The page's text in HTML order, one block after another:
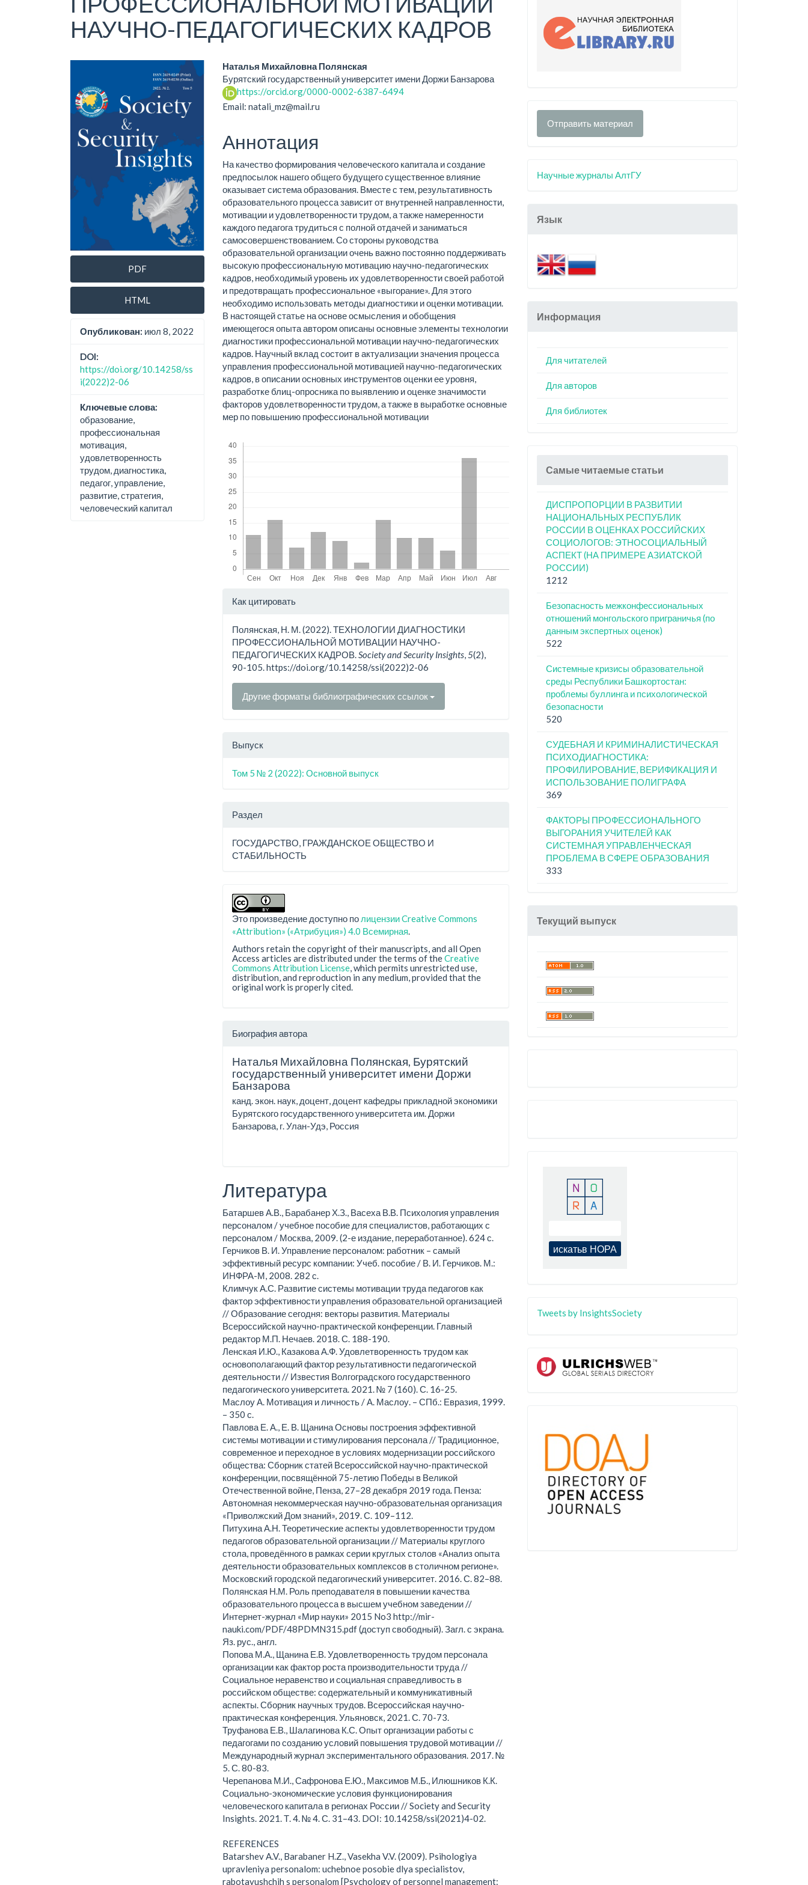
НАУЧНО-ПЕДАГОГИЧЕСКИХ КАДРОВ
боковой
панели
PDF
HTML
Опубликован: июл 8, 2022
DOI:
https://doi.org/10.14258/ss
i(2022)2-06
Ключевые слова:
образование,
профессиональная
мотивация,
удовлетворенность
трудом, диагностика,
педагог, управление,
развитие, стратегия,
человеческий капитал
Основное
содержание
статьи
Наталья Михайловна Полянская
Бурятский государственный университет имени Доржи Банзарова
https://orcid.org/0000-0002-6387-6494
Email: natali_mz@mail.ru
Аннотация
На качество формирования человеческого капитала и создание
предпосылок нашего общего будущего существенное влияние
оказывает система образования. Вместе с тем, результативность
образовательного процесса зависит от внутренней направленности,
мотивации и удовлетворенности трудом, а также намеренности
каждого педагога трудиться с полной отдачей и заниматься
самосовершенствованием. Со стороны руководства
образовательной организации очень важно постоянно поддерживать
высокую профессиональную мотивацию научно-педагогических
кадров, необходимый уровень их удовлетворенности своей работой
и предотвращать профессиональное «выгорание». Для этого
необходимо использовать методы диагностики и оценки мотивации.
В настоящей статье на основе осмысления и обобщения
имеющегося опыта автором описаны основные элементы технологии
диагностики профессиональной мотивации научно-педагогических
кадров. Научный вклад состоит в актуализации значения процесса
управления профессиональной мотивацией научно-педагогических
кадров, в описании основных инструментов оценки ее уровня,
разработке блиц-опросника по выявлению и оценке значимости
факторов удовлетворенности трудом, а также в выработке основные
мер по повышению профессиональной мотивации
Детали
Как цитировать
Полянская, Н. М. (2022). ТЕХНОЛОГИИ ДИАГНОСТИКИ
ПРОФЕССИОНАЛЬНОЙ МОТИВАЦИИ НАУЧНО-
ПЕДАГОГИЧЕСКИХ КАДРОВ. Society and Security Insights 5(2),
90-105. https://doi.org/10.14258/ssi(2022)2-06
Другие форматы библиографических ссылок
Выпуск
Том 5 № 2 (2022): Основной выпуск
Раздел
ГОСУДАРСТВО, ГРАЖДАНСКОЕ ОБЩЕСТВО И
СТАБИЛЬНОСТЬ
Это произведение доступно по лицензии Creative Commons
«Attribution» («Атрибуция») 4.0 Всемирная
Authors retain the copyright of their manuscripts, and all Open
Access articles are distributed under the terms of theCreative
Commons Attribution License, which permits unrestricted use,
distribution, and reproduction in any medium, provided that the
original work is properly cited.
Биография автора
Наталья Михайловна Полянская, Бурятский
государственный университет имени Доржи
Банзарова
канд. экон. наук, доцент, доцент кафедры прикладной экономики
Бурятского государственного университета им. Доржи
Банзарова, г. Улан-Удэ, Россия
Литература
Батаршев А.В., Барабанер Х.З., Васеха В.В. Психология управления
персоналом / учебное пособие для специалистов, работающих с
персоналом / Москва, 2009. (2-е издание, переработанное). 624 с.
Герчиков В. И. Управление персоналом: работник – самый
эффективный ресурс компании: Учеб. пособие / В. И. Герчиков. М.:
ИНФРА-М, 2008. 282 с.
Климчук А.С. Развитие системы мотивации труда педагогов как
фактор эффективности управления образовательной организацией
// Образование сегодня: векторы развития. Материалы
Всероссийской научно-практической конференции. Главный
редактор М.П. Нечаев. 2018. С. 188-190.
Ленская И.Ю., Казакова А.Ф. Удовлетворенность трудом как
основополагающий фактор результативности педагогической
деятельности // Известия Волгоградского государственного
педагогического университета. 2021. № 7 (160). С. 16-25.
Маслоу А. Мотивация и личность / А. Маслоу. – СПб.: Евразия, 1999.
– 350 с.
Павлова Е. А., Е. В. Щанина Основы построения эффективной
системы мотивации и стимулирования персонала // Традиционное,
современное и переходное в условиях модернизации российского
общества: Сборник статей Всероссийской научно-практической
конференции, посвящённой 75-летию Победы в Великой
Отечественной войне, Пенза, 27–28 декабря 2019 года. Пенза:
Автономная некоммерческая научно-образовательная организация
«Приволжский Дом знаний», 2019. С. 109–112.
Питухина А.Н. Теоретические аспекты удовлетворенности трудом
педагогов образовательной организации // Материалы круглого
стола, проведённого в рамках серии круглых столов «Анализ опыта
деятельности образовательных комплексов в столичном регионе».
Московский городской педагогический университет. 2016. С. 82–88.
Полянская Н.М. Роль преподавателя в повышении качества
образовательного процесса в высшем учебном заведении //
Интернет-журнал «Мир науки» 2015 No3 http://mir-
nauki.com/PDF/48PDMN315.pdf (доступ свободный). Загл. с экрана.
Яз. рус., англ.
Попова М.А., Щанина Е.В. Удовлетворенность трудом персонала
организации как фактор роста производительности труда //
Социальное неравенство и социальная справедливость в
российском обществе: содержательный и коммуникативный
аспекты. Сборник научных трудов. Всероссийская научно-
практическая конференция. Ульяновск, 2021. С. 70-73.
Труфанова Е.В., Шалагинова К.С. Опыт организации работы с
педагогами по созданию условий повышения трудовой мотивации //
Международный журнал экспериментального образования. 2017. №
5. С. 80-83.
Черепанова М.И., Сафронова Е.Ю., Максимов М.Б., Илюшников К.К.
Социально-экономические условия функционирования
человеческого капитала в регионах России // Society and Security
Insights. 2021. Т. 4. № 4. С. 31–43. DOI: 10.14258/ssi(2021)4-02.
REFERENCES
Batarshev A.V., Barabaner H.Z., Vasekha V.V. (2009). Psihologiya
upravleniya personalom: uchebnoe posobie dlya specialistov,
rabotayushchih s personalom [Psychology of personnel management:
Отправить материал
Научные журналы АлтГУ
Язык
Информация
Для читателей
Для авторов
Для библиотек
Самые читаемые статьи
ДИСПРОПОРЦИИ В РАЗВИТИИ
НАЦИОНАЛЬНЫХ РЕСПУБЛИК
РОССИИ В ОЦЕНКАХ РОССИЙСКИХ
СОЦИОЛОГОВ: ЭТНОСОЦИАЛЬНЫЙ
АСПЕКТ (НА ПРИМЕРЕ АЗИАТСКОЙ
РОССИИ)
1212
Безопасность межконфессиональных
отношений монгольского приграничья (по
данным экспертных оценок)
522
Системные кризисы образовательной
среды Республики Башкортостан:
проблемы буллинга и психологической
безопасности
520
СУДЕБНАЯ И КРИМИНАЛИСТИЧЕСКАЯ
ПСИХОДИАГНОСТИКА:
ПРОФИЛИРОВАНИЕ, ВЕРИФИКАЦИЯ И
ИСПОЛЬЗОВАНИЕ ПОЛИГРАФА
369
ФАКТОРЫ ПРОФЕССИОНАЛЬНОГО
ВЫГОРАНИЯ УЧИТЕЛЕЙ КАК
СИСТЕМНАЯ УПРАВЛЕНЧЕСКАЯ
ПРОБЛЕМА В СФЕРЕ ОБРАЗОВАНИЯ
333
Текущий выпуск
Tweets by InsightsSociety